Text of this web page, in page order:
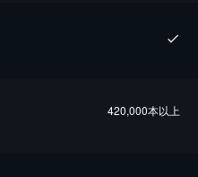
420,000本以上